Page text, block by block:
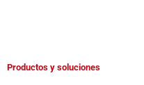
Productos y soluciones